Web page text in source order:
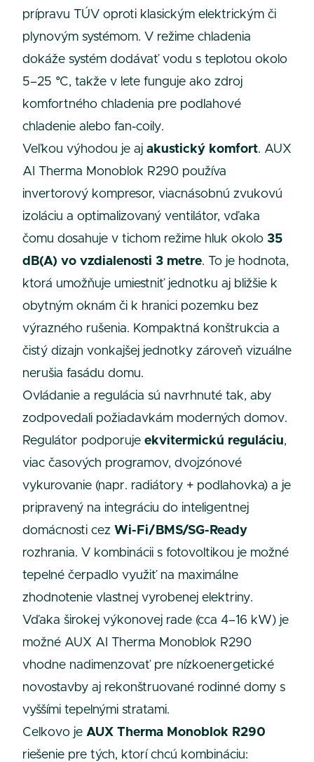
prípravu TÚV oproti klasickým elektrickým či
plynovým systémom. V režime chladenia
dokáže systém dodávať vodu s teplotou okolo
5–25 °C, takže v lete funguje ako zdroj
komfortného chladenia pre podlahové
chladenie alebo fan-coily.
Veľkou výhodou je aj akustický komfort. AUX
AI Therma Monoblok R290 používa
invertorový kompresor, viacnásobnú zvukovú
izoláciu a optimalizovaný ventilátor, vďaka
čomu dosahuje v tichom režime hluk okolo 35
dB(A) vo vzdialenosti 3 metre. To je hodnota,
ktorá umožňuje umiestniť jednotku aj bližšie k
obytným oknám či k hranici pozemku bez
výrazného rušenia. Kompaktná konštrukcia a
čistý dizajn vonkajšej jednotky zároveň vizuálne
nerušia fasádu domu.
Ovládanie a regulácia sú navrhnuté tak, aby
zodpovedali požiadavkám moderných domov.
Regulátor podporuje ekvitermickú reguláciu,
viac časových programov, dvojzónové
vykurovanie (napr. radiátory + podlahovka) a je
pripravený na integráciu do inteligentnej
domácnosti cez Wi-Fi/BMS/SG-Ready
rozhrania. V kombinácii s fotovoltikou je možné
tepelné čerpadlo využiť na maximálne
zhodnotenie vlastnej vyrobenej elektriny.
Vďaka širokej výkonovej rade (cca 4–16 kW) je
možné AUX AI Therma Monoblok R290
vhodne nadimenzovať pre nízkoenergetické
novostavby aj rekonštruované rodinné domy s
vyššími tepelnými stratami.
Celkovo je AUX Therma Monoblok R290
riešenie pre tých, ktorí chcú kombináciu: